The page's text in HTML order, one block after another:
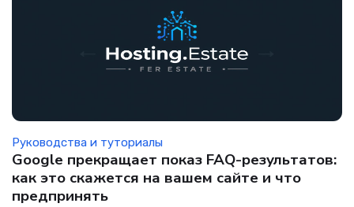
Руководства и туториалы
Google прекращает показ FAQ-результатов:
как это скажется на вашем сайте и что
предпринять